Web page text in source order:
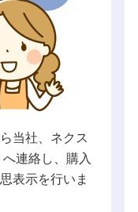
当社、ネクス
へ連絡し、購入
表示を行いま